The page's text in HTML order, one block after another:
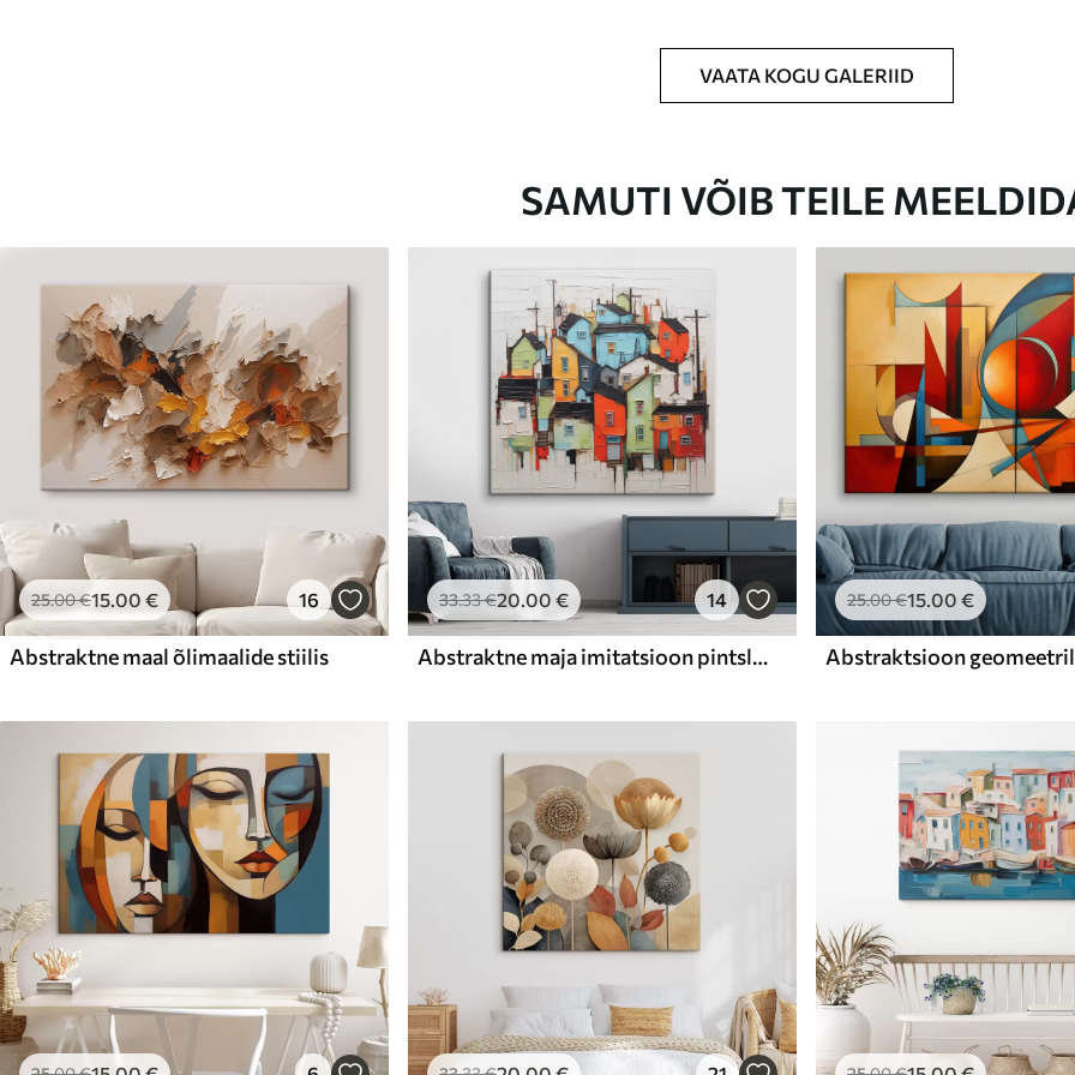
VAATA KOGU GALERIID
SAMUTI VÕIB TEILE
25.00€15.00 € 16
Abstraktne maal õlimaalide stiilis
33.33€20.00 € 14
Abstraktne maja imitatsioon pintslitõmme
25.00€15.00 €